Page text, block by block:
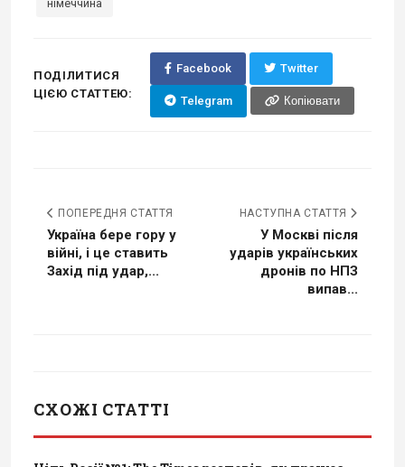
німеччина
ПОДІЛИТИСЯ
ЦІЄЮ СТАТТЕЮ:
Facebook Twitter
Telegram Копіювати
ПОПЕРЕДНЯ СТАТТЯ
Україна бере гору у
війні, і це ставить
Захід під удар,...
НАСТУПНА СТАТТЯ
У Москві після
ударів українських
дронів по НПЗ
випав...
СХОЖІ СТАТТІ